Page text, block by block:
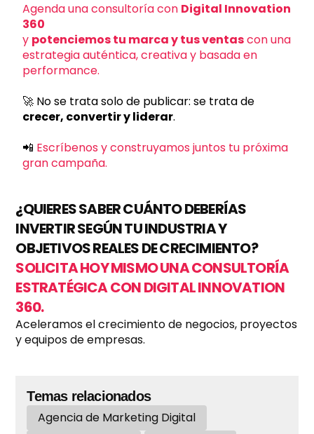
Agenda una consultoría con Digital Innovation
360
y potenciemos tu marca y tus ventascon una
estrategia auténtica, creativa y basada en
performance.
🚀 No se trata solo de publicar: se trata de
crecer, convertir y liderar.
📲 Escríbenosy construyamos juntos tu próxima
gran campaña.
¿QUIERES SABER CUÁNTO DEBERÍAS
INVERTIR SEGÚN TU INDUSTRIA Y
OBJETIVOS REALES DE CRECIMIENTO?
SOLICITA HOY MISMO UNA CONSULTORÍA
ESTRATÉGICA CON DIGITAL INNOVATION
360.
Aceleramos el crecimiento de negocios, proyectos
y equipos de empresas.
Temas relacionados
Agencia de Marketing Digital